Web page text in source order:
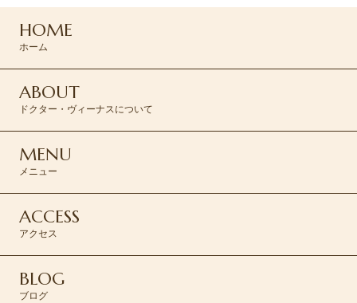
HOME
ホーム
ABOUT
ドクター・ヴィーナスについて
MENU
メニュー
ACCESS
アクセス
BLOG
ブログ